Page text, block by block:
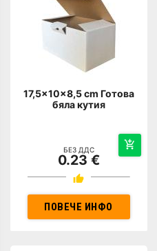
17,5x10x8,5 cm Готова
бяла кутия
БЕЗ ДДС
0.23 €
ПОВЕЧЕ ИНФО